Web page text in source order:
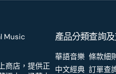
商店，提供正
產品分類
華語音樂
中文經典
查詢
條款細
訂單查